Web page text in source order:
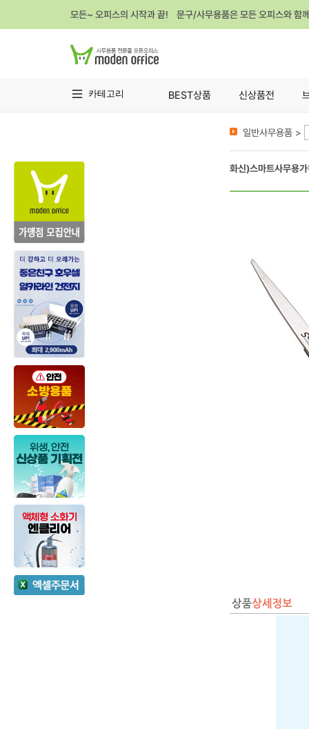
모든~ 오피스의 시작과 끝! 문구/사무용품은 모든 오피스와 함
카테고리 BEST상품 신상품전
일반사무용품 >
화신)스마트사무용